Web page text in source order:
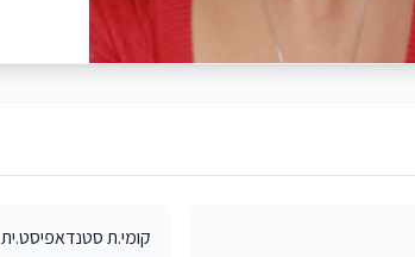
קומי.ת סטנדאפיסט.ית